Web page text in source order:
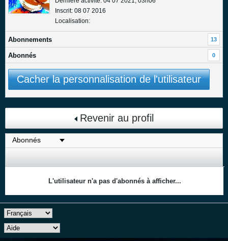
Inscrit: 08 07 2016
Localisation:
Abonnements 13
Abonnés 0
Cacher la personnalisation de l'utilisateur
Revenir au profil
L'utilisateur n'a pas d'abonnés à afficher...